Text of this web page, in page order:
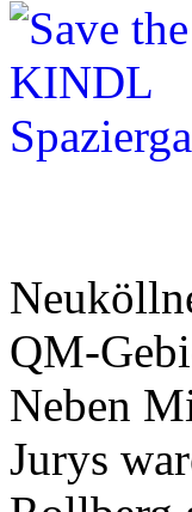
QM-
Neben
Jurys